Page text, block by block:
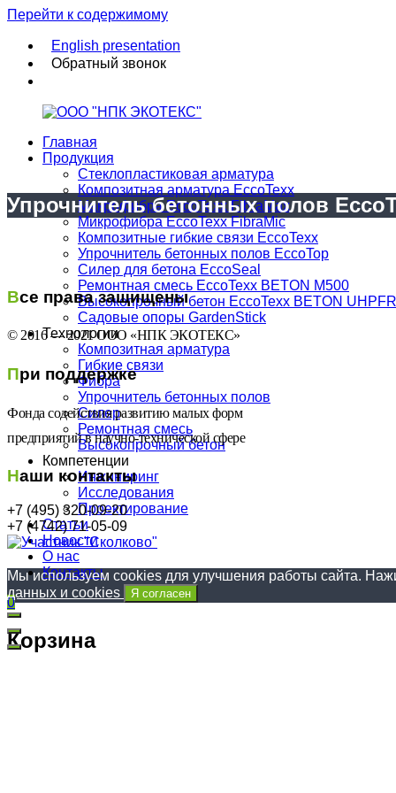
Перейти к содержимому
English presentation
Обратный звонок
EccoTexx
Композитная
от
производителя
Главная
Продукция
Стеклопластиковая арматура
Композитная арматура EccoTexx
Макрофибра EccoTexx FibraMax
Микрофибра EccoTexx FibraMic
Композитные гибкие связи EccoTexx
Упрочнитель бетонных полов EccoTop
Силер для бетона EccoSeal
Ремонтная смесь EccoTexx BETON M500
Высокопрочный бетон EccoTexx BETON
Cадовые опоры GardenStick
Технологии
Композитная арматура
Гибкие связи
Фибра
Упрочнитель бетонных полов
Силер
Ремонтная смесь
Высокопрочный бетон
Компетенции
Инжиниринг
Исследования
Проектирование
Статьи
Новости
О нас
Контакты
0
Корзина
Упрочнитель бетонных полов
Все права защищены
© 2016 — 2021 ООО «НПК ЭКОТЕКС»
При поддержке
Фонда содействия развитию малых форм
предприятий в научно-технической сфере
Наши контакты
+7 (495) 320-09-20
+7 (4742) 71-05-09
Мы используем cookies для улучшения работы сайта.
данных и cookies
Я согласен